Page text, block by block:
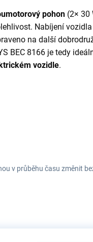
pohon(2× 30
Nabíjení
na další
BEC 8166 je tedy
vozidle.
v průběhu času změnit